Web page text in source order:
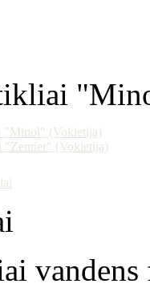
"Minol" (Vokietija)
"Zenner" (Vokietija)